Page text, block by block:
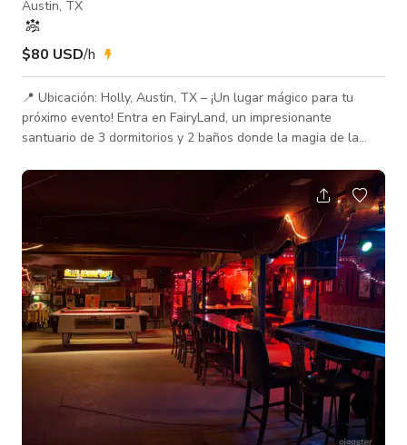
Austin, TX
$80 USD/h
📍 Ubicación: Holly, Austin, TX – ¡Un lugar mágico para tu
próximo evento! Entra en FairyLand, un impresionante
santuario de 3 dormitorios y 2 baños donde la magia de la
sesiones fotográficas, producciones de video, eventos
privados y cenas íntimas, este lugar único ofrece un ambiente
encantador perfecto para momentos inolvidables. 🌿
Características clave: ✅ Espacio de vida encantador – Baño de
luz natural, acentos fl